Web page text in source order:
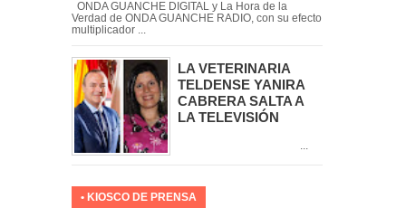
ONDA GUANCHE DIGITAL y La Hora de la
Verdad de ONDA GUANCHE RADIO, con su efecto
multiplicador ...
LA VETERINARIA
TELDENSE YANIRA
CABRERA SALTA A
LA TELEVISIÓN
...
• KIOSCO DE PRENSA